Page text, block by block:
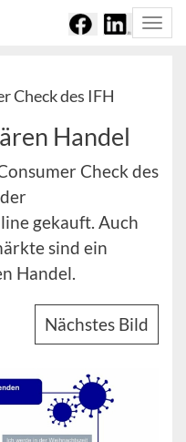
Check des IFH
Handel
Check des
gekauft. Auch
sind ein
Handel.
Nächstes Bild